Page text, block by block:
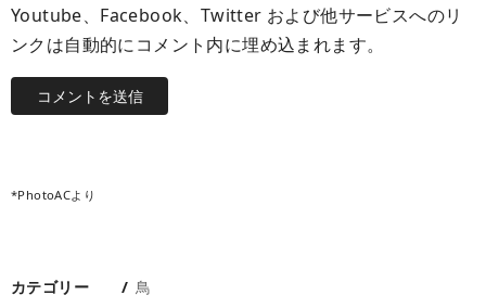
Youtube、Facebook、Twitter および他サービスへのリ
ンクは自動的にコメント内に埋め込まれます。
*PhotoACより
カテゴリー 鳥